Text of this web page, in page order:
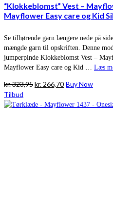
“Klokkeblomst” Vest –
Mayflower Easy care og Kid
Se tilhørende garn længere nede på
mængde garn til opskriften. Denne
jumperpinde Klokkeblomst Vest –
Mayflower Easy care og Kid … Læs
kr.323,95Den
pris
kr. 266,70Den
pris
Buy Now
Tilbud